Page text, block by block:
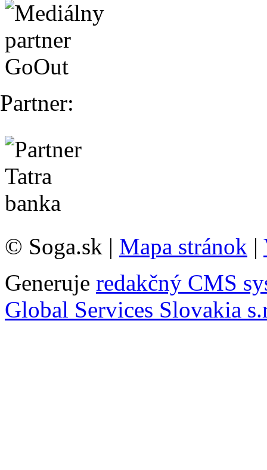
Partner:
© Soga.sk | Mapa stránok |
Generuje redakčný CMS
Global Services Slovakia